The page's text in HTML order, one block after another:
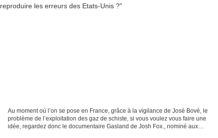
Au moment où l’on se pose en France, grâce à la vigilance de José Bové, le
problème de l’exploitation des gaz de schiste, si vous voulez vous faire une
idée, regardez donc le documentaire Gasland de Josh Fox., nominé aux